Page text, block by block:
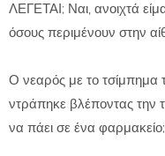
ΛΕΓΕΤΑΙ; Ναι, ανοιχτά
όσους περιμένουν στην
Ο νεαρός με το τσίμπημα
ντράπηκε βλέποντας την
να πάει σε ένα φαρμακείο;